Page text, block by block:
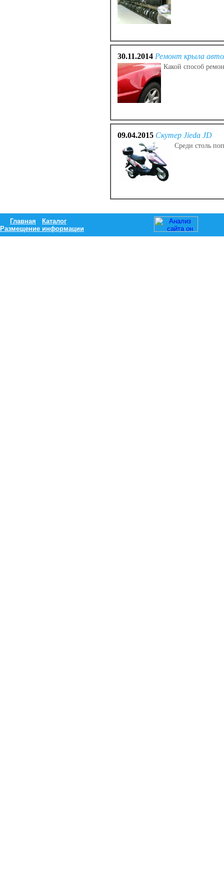
30.11.2014 Ремонт крыла
Какой способ
09.04.2015 Скутер Jieda JD
Среди столь
Главная
Каталог
Размещение информации